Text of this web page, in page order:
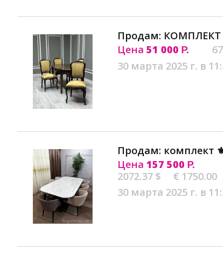
Продам: КОМПЛЕКТ
Цена 51 000 Р.
30 марта 2025 г. в
Продам: комплект
Цена 157 500 Р.
2072.37 $
€ 1750.00
30 марта 2025 г. в